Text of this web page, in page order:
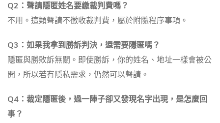
Q2：聲請隱匿姓名要繳裁判費嗎？
不用。這類聲請不徵收裁判費，屬於附隨程序事項。
Q3：如果我拿到勝訴判決，還需要隱匿嗎？
隱匿與勝敗訴無關。即使勝訴，你的姓名、地址一樣會被公
開，所以若有隱私需求，仍然可以聲請。
Q4：裁定隱匿後，過一陣子卻又發現名字出現，是怎麼回
事？